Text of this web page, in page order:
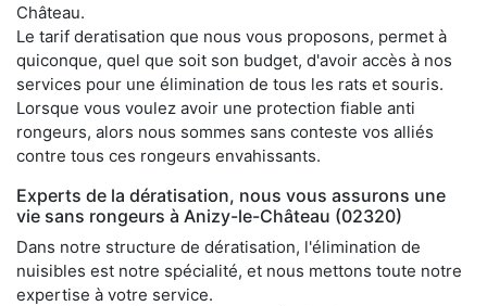
Château.
Le tarif deratisation que nous vous proposons, permet à
quiconque, quel que soit son budget, d'avoir accès à nos
services pour une élimination de tous les rats et souris.
Lorsque vous voulez avoir une protection fiable anti
rongeurs, alors nous sommes sans conteste vos alliés
contre tous ces rongeurs envahissants.
Experts de la dératisation, nous vous assurons une
vie sans rongeurs à Anizy-le-Château (02320)
Dans notre structure de dératisation, l'élimination de
nuisibles est notre spécialité, et nous mettons toute notre
expertise à votre service.